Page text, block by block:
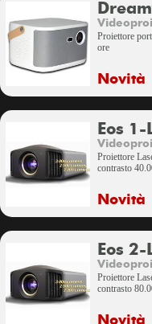
Proiettore
ore
Novità
Eos
Proiettore
contrasto
Novità
Eos
Proiettore
contrasto
Novità